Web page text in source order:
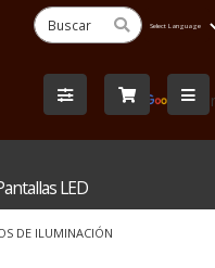
by
LED
DE ILUMINACIÓN